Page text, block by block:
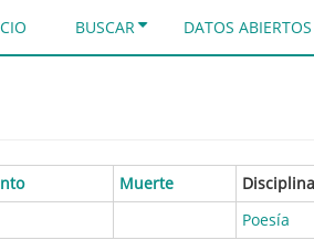
BUSCAR DATOS ABIERTOS
Muerte Disciplina
Poesía